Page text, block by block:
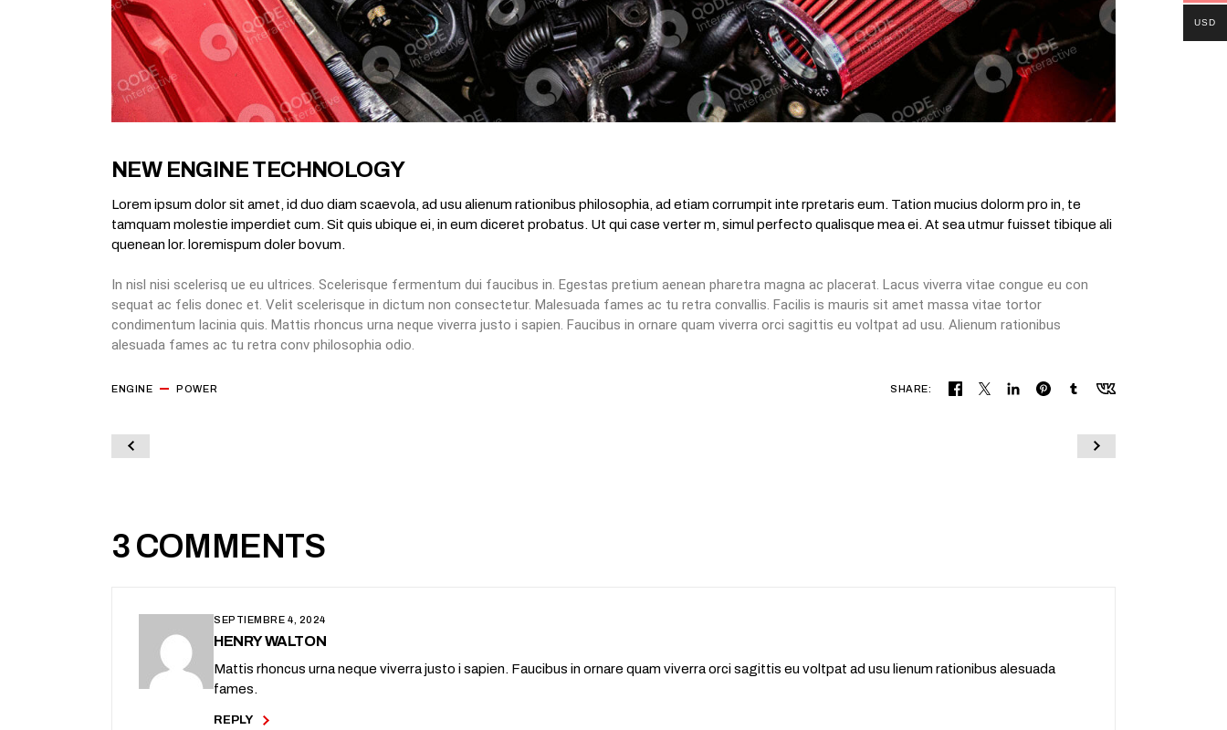
NEW ENGINE TECHNOLOGY
Lorem ipsum dolor sit amet, id duo diam scaevola, ad usu alienum rationibus philosophia, ad etiam corrumpit inte rpretaris eum. Tation mucius dolorm pro in, te
tamquam molestie imperdiet cum. Sit quis ubique ei, in eum diceret probatus. Ut qui case verter m, simul perfecto qualisque mea ei. At sea utmur fuisset tibique ali
quenean lor. loremispum doler bovum.
In nisl nisi scelerisq ue eu ultrices. Scelerisque fermentum dui faucibus in. Egestas pretium aenean pharetra magna ac placerat. Lacus viverra vitae congue eu con
sequat ac felis donec et. Velit scelerisque in dictum non consectetur. Malesuada fames ac tu retra convallis. Facilis is mauris sit amet massa vitae tortor
condimentum lacinia quis. Mattis rhoncus urna neque viverra justo i sapien. Faucibus in ornare quam viverra orci sagittis eu voltpat ad usu. Alienum rationibus
alesuada fames ac tu retra conv philosophia odio.
ENGINE POWER SHARE:
3 COMMENTS
SEPTIEMBRE 4, 2024
HENRY WALTON
Mattis rhoncus urna neque viverra justo i sapien. Faucibus in ornare quam viverra orci sagittis eu voltpat ad usu lienum rationibus alesuada
fames.
REPLY
USD